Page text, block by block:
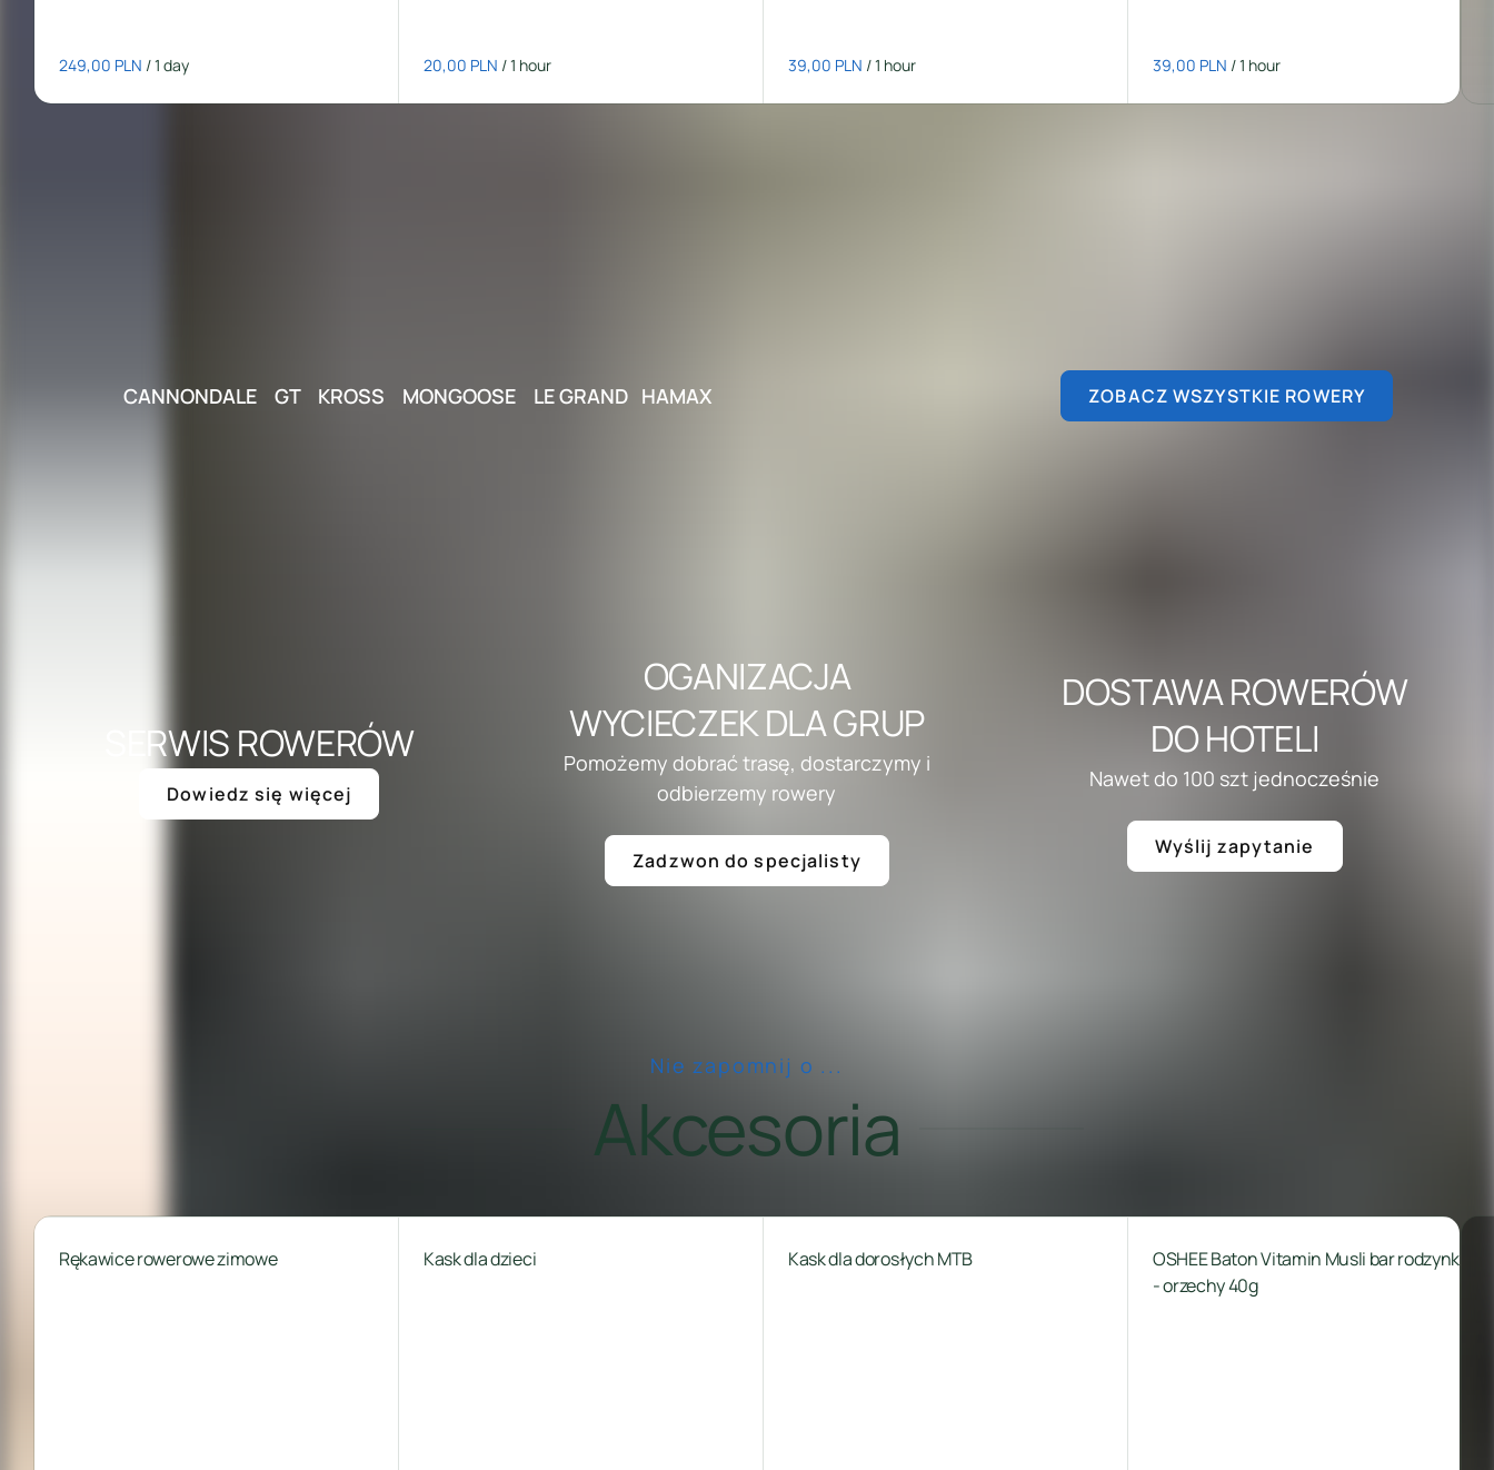
/ / / /
CANNONDALE GT KROSS MONGOOSE LE GRAND HAMAX ZOBACZ WSZYSTKIE ROWERY
SERWIS ROWERÓW
Dowiedz się więcej
OGANIZACJA
WYCIECZEK DLA GRUP
Pomożemy dobrać trasę, dostarczymy i
odbierzemy rowery
Zadzwon do specjalisty
DOSTAWA ROWERÓW
DO HOTELI
Nawet do 100 szt jednocześnie
Wyślij zapytanie
Nie zapomnij o ...
Akcesoria
Kask dla dzieci Kask dla dorosłych MTB
OSHEE Baton Vitamin Musli bar rodzynki
Oshee witamin water